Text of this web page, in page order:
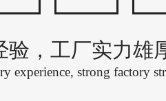
验，工厂实力雄
experience, strong factory